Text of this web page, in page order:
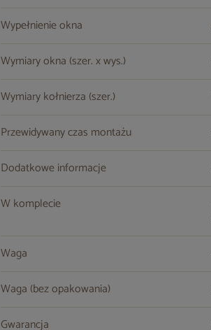
Wypełnienie okna
Wymiary okna (szer. x wys.)
Wymiary kołnierza (szer.)
Przewidywany czas montażu
Dodatkowe informacje
W komplecie
Waga
Waga (bez opakowania)
Gwarancja